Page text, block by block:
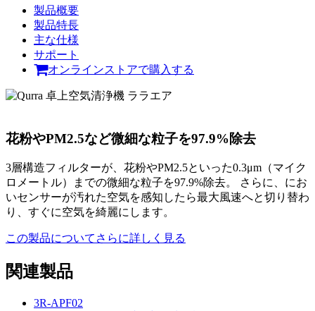
製品概要
製品特長
主な仕様
サポート
オンラインストアで購入する
花粉やPM2.5など微細な粒子を97.9%除去
3層構造フィルターが、花粉やPM2.5といった0.3μm（マイク
ロメートル）までの微細な粒子を97.9%除去。 さらに、にお
いセンサーが汚れた空気を感知したら最大風速へと切り替わ
り、すぐに空気を綺麗にします。
この製品についてさらに詳しく見る
関連製品
3R-APF02